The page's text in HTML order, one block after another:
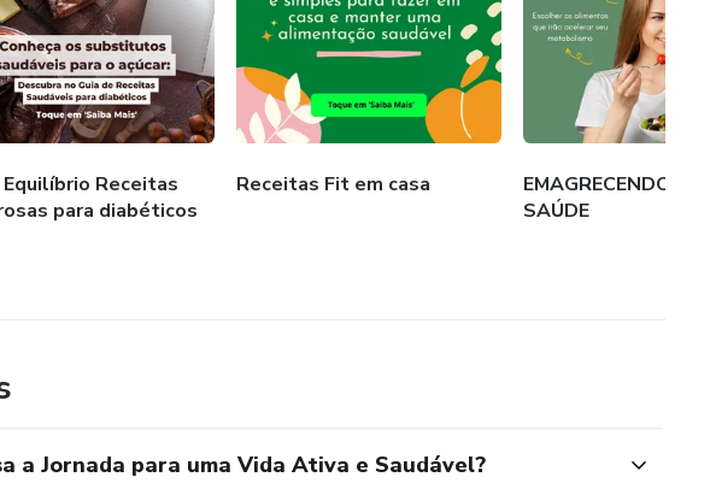
Equilíbrio Receitas
para diabéticos
Receitas Fit em casa
EMAGRECENDO COM
SAÚDE
a Jornada para uma Vida Ativa e Saudável?